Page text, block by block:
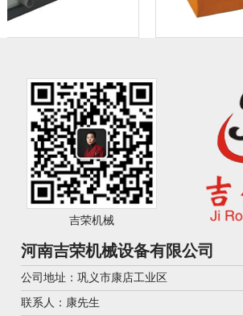
吉荣机械
河南吉荣机械设备有限公司
公司地址：巩义市康店工业区
联系人：康先生